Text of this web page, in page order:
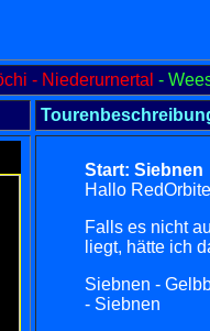
- Niederurnertal -
Start: Siebnen
Hallo
Falls es nicht
liegt, hätte ich
Siebnen -
- Siebnen